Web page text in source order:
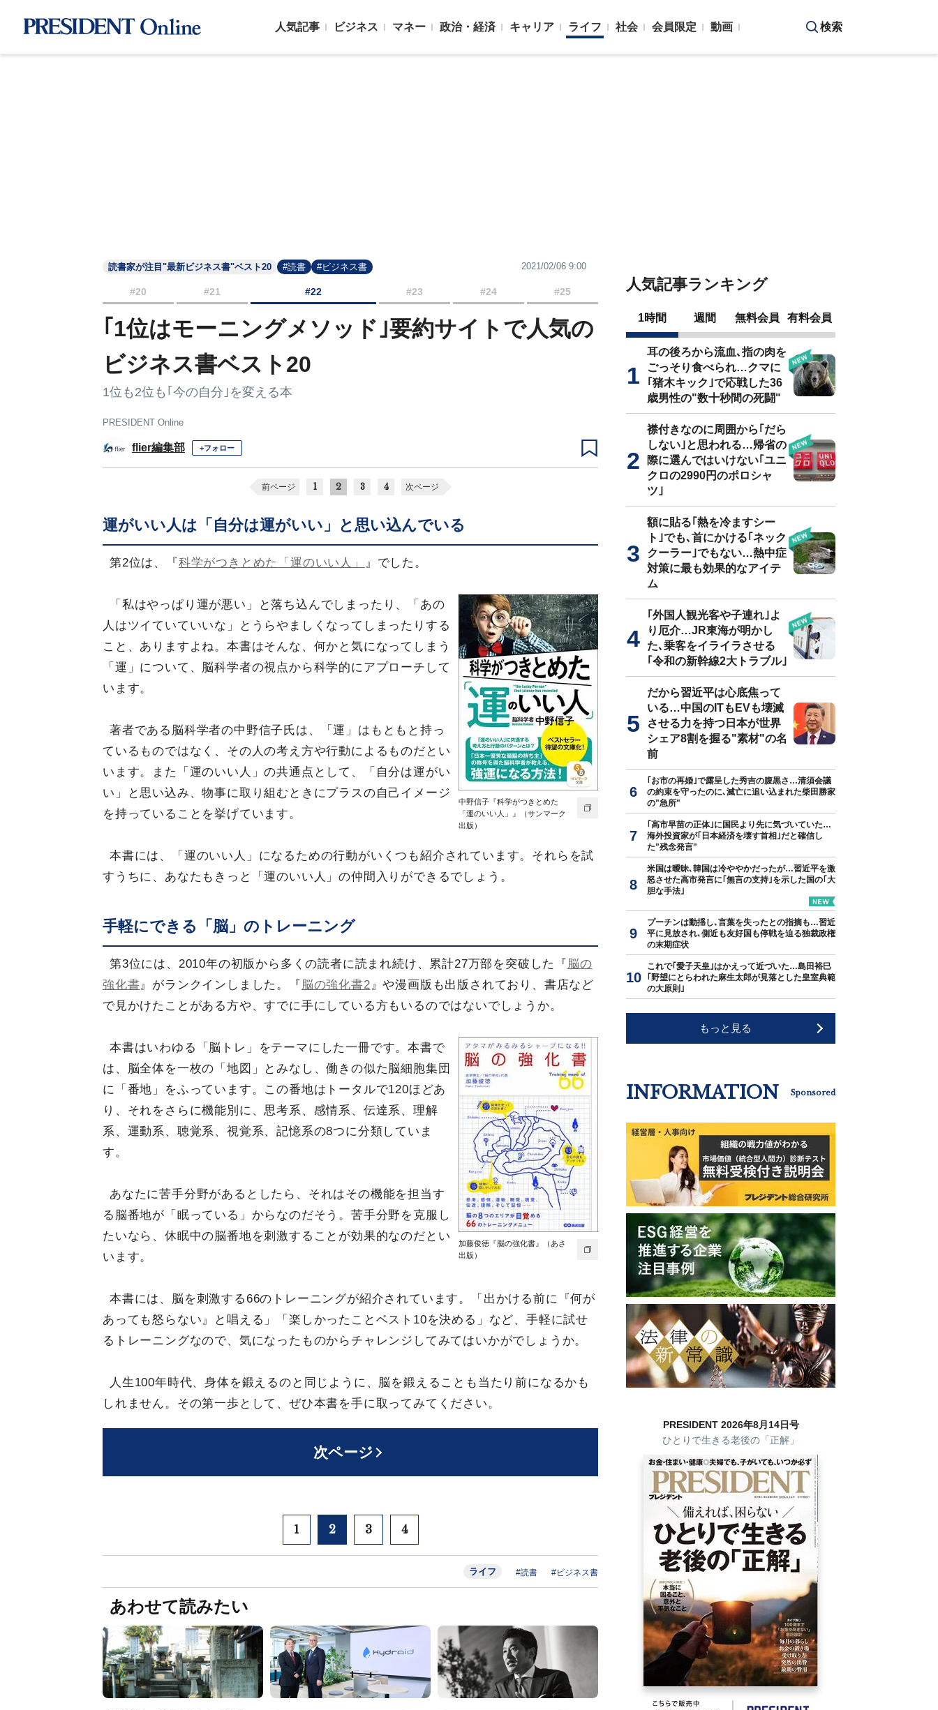
人気記事 ビジネス マネー 政治・経済 キャリア ライフ 社会 会員限定 動画 検索
読書家が注目"最新ビジネス書"ベスト20 #読書 #ビジネス書 2021/02/06 9:00
#20 #21 #22 #23 #24 #25
｢1位はモーニングメソッド｣要約サイトで人気の
ビジネス書ベスト20
1位も2位も｢今の自分｣を変える本
PRESIDENT Online
flier編集部 +フォロー
前ページ 1 2 3 4 次ページ
運がいい人は「自分は運がいい」と思い込んでいる
第2位は、『科学がつきとめた「運のいい人」 』でした。
中野信子『科学がつきとめた
「運のいい人」』（サンマーク
出版）
「私はやっぱり運が悪い」と落ち込んでしまったり、「あの
人はツイていていいな」とうらやましくなってしまったりする
こと、ありますよね。本書はそんな、何かと気になってしまう
「運」について、脳科学者の視点から科学的にアプローチして
います。
著者である脳科学者の中野信子氏は、「運」はもともと持っ
ているものではなく、その人の考え方や行動によるものだとい
います。また「運のいい人」の共通点として、「自分は運がい
い」と思い込み、物事に取り組むときにプラスの自己イメージ
を持っていることを挙げています。
本書には、「運のいい人」になるための行動がいくつも紹介されています。それらを試
すうちに、あなたもきっと「運のいい人」の仲間入りができるでしょう。
手軽にできる「脳」のトレーニング
第3位には、2010年の初版から多くの読者に読まれ続け、累計27万部を突破した『 脳の
強化書』がランクインしました。『 脳の強化書2』や漫画版も出版されており、書店など
で見かけたことがある方や、すでに手にしている方もいるのではないでしょうか。
加藤俊徳『脳の強化書』（あさ
出版）
本書はいわゆる「脳トレ」をテーマにした一冊です。本書で
は、脳全体を一枚の「地図」とみなし、働きの似た脳細胞集団
に「番地」をふっています。この番地はトータルで120ほどあ
り、それをさらに機能別に、思考系、感情系、伝達系、理解
系、運動系、聴覚系、視覚系、記憶系の8つに分類していま
す。
あなたに苦手分野があるとしたら、それはその機能を担当す
る脳番地が「眠っている」からなのだそう。苦手分野を克服し
たいなら、休眠中の脳番地を刺激することが効果的なのだとい
います。
本書には、脳を刺激する66のトレーニングが紹介されています。「出かける前に『何が
あっても怒らない』と唱える」「楽しかったことベスト10を決める」など、手軽に試せ
るトレーニングなので、気になったものからチャレンジしてみてはいかがでしょうか。
人生100年時代、身体を鍛えるのと同じように、脳を鍛えることも当たり前になるかも
しれません。その第一歩として、ぜひ本書を手に取ってみてください。
次ページ
1 2 3 4
ライフ #読書 #ビジネス書
あわせて読みたい
人気記事ランキング
1時間 週間 無料会員 有料会員
耳の後ろから流血､指の肉を
ごっそり食べられ…クマに
｢猪木キック｣で応戦した36
歳男性の"数十秒間の死闘"
襟付きなのに周囲から｢だら
しない｣と思われる…帰省の
際に選んではいけない｢ユニ
クロの2990円のポロシャ
ツ｣
額に貼る｢熱を冷ますシー
ト｣でも､首にかける｢ネック
クーラー｣でもない…熱中症
対策に最も効果的なアイテ
ム
｢外国人観光客や子連れ｣よ
り厄介…JR東海が明かし
た､乗客をイライラさせる
｢令和の新幹線2大トラブル｣
だから習近平は心底焦って
いる…中国のITもEVも壊滅
させる力を持つ日本が世界
シェア8割を握る"素材"の名
前
｢お市の再婚｣で露呈した秀吉の腹黒さ…清須会議
の約束を守ったのに､滅亡に追い込まれた柴田勝家
の"急所"
｢高市早苗の正体｣に国民より先に気づいていた…
海外投資家が｢日本経済を壊す首相｣だと確信し
た"残念発言"
米国は曖昧､韓国は冷ややかだったが…習近平を激
怒させた高市発言に｢無言の支持｣を示した国の｢大
胆な手法｣
プーチンは動揺し､言葉を失ったとの指摘も…習近
平に見放され､側近も友好国も停戦を迫る独裁政権
の末期症状
これで｢愛子天皇｣はかえって近づいた…島田裕巳
｢野望にとらわれた麻生太郎が見落とした皇室典範
の大原則｣
もっと見る
INFORMATION Sponsored
PRESIDENT 2026年8月14日号
ひとりで生きる老後の「正解」